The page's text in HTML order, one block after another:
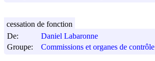
De:
Daniel Labaronne
Groupe:
Commissions et organes de contrôle
cessation de fonction